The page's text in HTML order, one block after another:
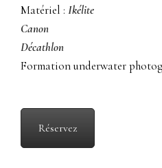
Matériel : Ikélite
Canon
Décathlon
Formation underwater
Réservez